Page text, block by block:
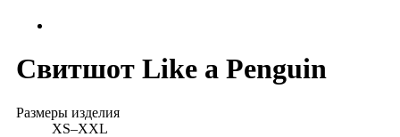
Свитшот Like a Penguin
Размеры изделия
XS–XXL